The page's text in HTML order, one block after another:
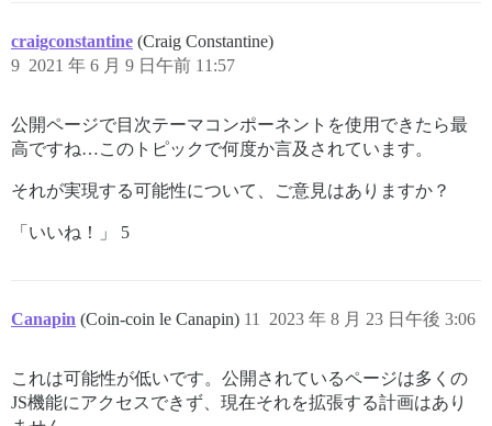
craigconstantine (Craig Constantine)
2021 年 6 月 9 日午前 11:57
9
公開ページで目次テーマコンポーネントを使用できたら最
高ですね…このトピックで何度か言及されています。
それが実現する可能性について、ご意見はありますか？
「いいね！」 5
Canapin (Coin-coin le Canapin) 2023 年 8 月 23 日午後 3:06
11
これは可能性が低いです。公開されているページは多くの
JS機能にアクセスできず、現在それを拡張する計画はあり